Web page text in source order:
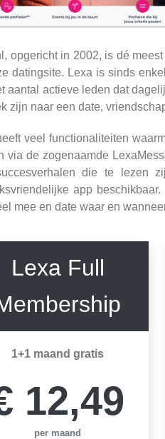
opgericht in 2002, is dé
datingsite. Lexa is sinds
aantal actieve leden dat
zijn naar een date,
veel functionaliteiten
via de zogenaamde
die te lezen
app
mee en date waar en
Lexa Full
1+1 maand gratis
12,49
per maand